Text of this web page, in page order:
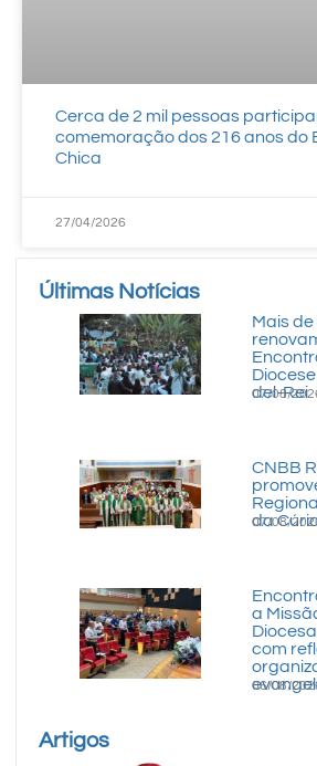
Cerca de 2 mil pessoas
comemoração dos 216 anos do
Chica
27/04/2026
Últimas Notícias
Mais
del-Rei
07/08/
CNBB
da
07/08/
a
com
06/08/
Artigos